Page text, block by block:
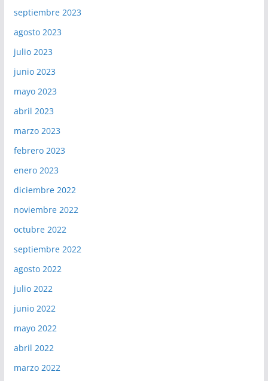
septiembre 2023
agosto 2023
julio 2023
junio 2023
mayo 2023
abril 2023
marzo 2023
febrero 2023
enero 2023
diciembre 2022
noviembre 2022
octubre 2022
septiembre 2022
agosto 2022
julio 2022
junio 2022
mayo 2022
abril 2022
marzo 2022